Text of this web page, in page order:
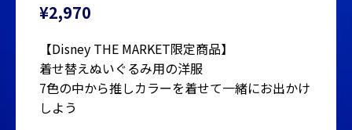
¥2,970
【Disney THE MARKET限定商品】
着せ替えぬいぐるみ用の洋服
7色の中から推しカラーを着せて一緒にお出かけ
しよう